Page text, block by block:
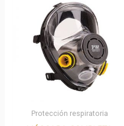
Protección respiratoria